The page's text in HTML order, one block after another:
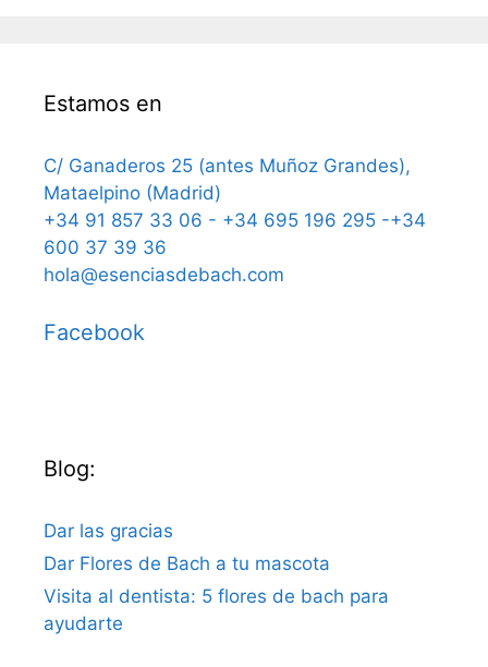
Estamos en
C/ Ganaderos 25 (antes Muñoz Grandes),
Mataelpino (Madrid)
+34 91 857 33 06 - +34 695 196 295 -+34
600 37 39 36
hola@esenciasdebach.com
Facebook
Blog:
Dar las gracias
Dar Flores de Bach a tu mascota
Visita al dentista: 5 flores de bach para
ayudarte